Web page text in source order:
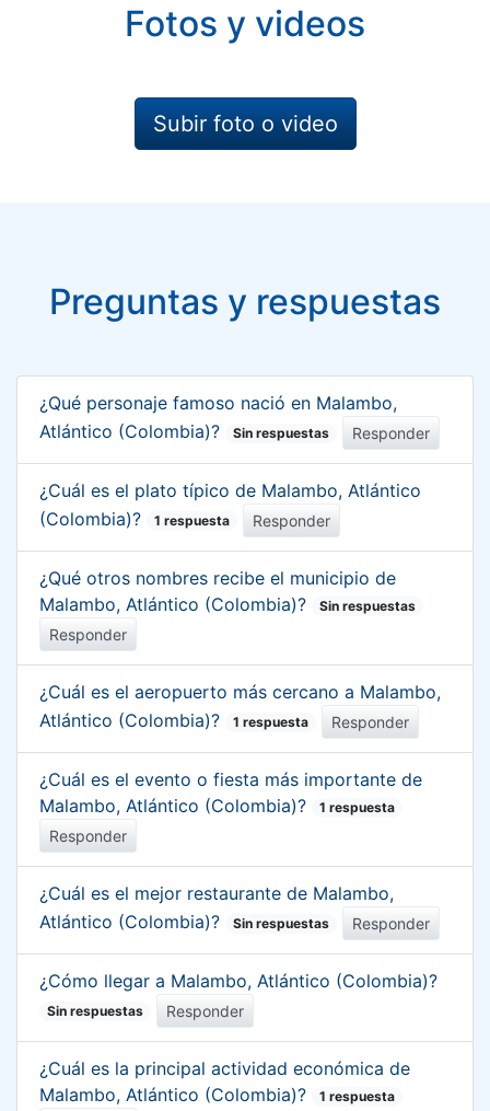
Fotos y videos
Subir foto o video
Preguntas y respuestas
¿Qué personaje famoso nació en Malambo,
Atlántico (Colombia)?
Sin respuestas Responder
¿Cuál es el plato típico de Malambo, Atlántico
(Colombia)?
1 respuesta Responder
¿Qué otros nombres recibe el municipio de
Malambo, Atlántico (Colombia)?
Sin respuestas
Responder
¿Cuál es el aeropuerto más cercano a Malambo,
Atlántico (Colombia)?
1 respuesta Responder
¿Cuál es el evento o fiesta más importante de
Malambo, Atlántico (Colombia)?
1 respuesta
Responder
¿Cuál es el mejor restaurante de Malambo,
Atlántico (Colombia)?
Sin respuestas Responder
¿Cómo llegar a Malambo, Atlántico (Colombia)?
Sin respuestas Responder
¿Cuál es la principal actividad económica de
Malambo, Atlántico (Colombia)?
1 respuesta